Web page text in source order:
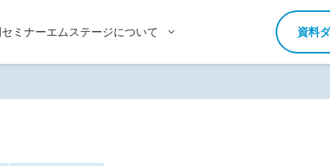
セミナーエムステージについて 資料